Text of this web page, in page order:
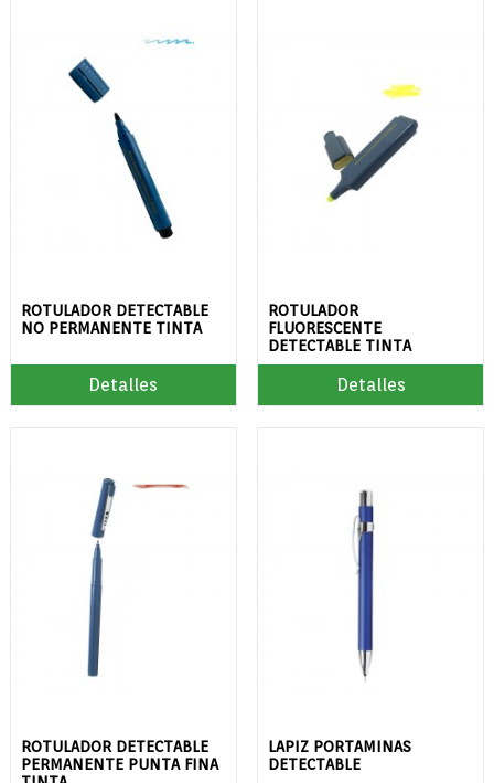
ROTULADOR DETECTABLE
NO PERMANENTE TINTA
Detalles
ROTULADOR
FLUORESCENTE
DETECTABLE TINTA
Detalles
ROTULADOR DETECTABLE
PERMANENTE PUNTA FINA
LAPIZ PORTAMINAS
DETECTABLE